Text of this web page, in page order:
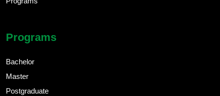
Programs
Bachelor
Master
Postgraduate